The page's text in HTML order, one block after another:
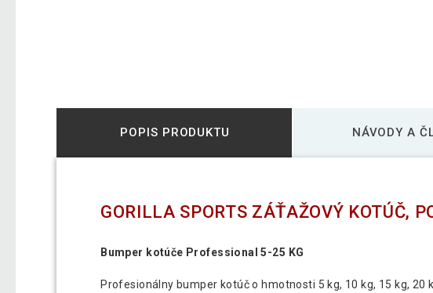
POPIS PRODUKTU NÁVODY A
GORILLA SPORTS ZÁŤAŽOVÝ KOTÚČ,
Bumper kotúče Professional 5-25 KG
Profesionálny bumper kotúč o hmotnosti 5 kg, 10 kg, 15 kg, 20